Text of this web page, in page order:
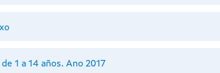
1 a 14 años. Ano 2017